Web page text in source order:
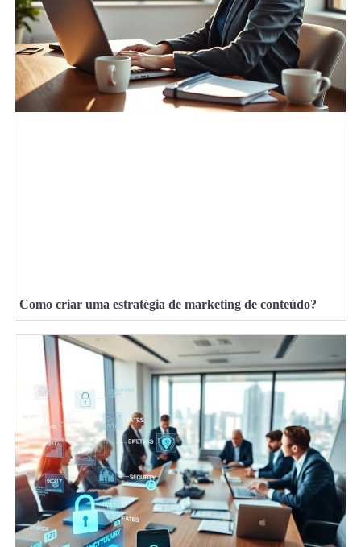
Como criar uma estratégia de marketing de conteúdo?